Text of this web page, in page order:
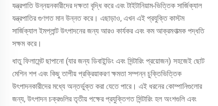
যন্ত্রপাতি উন্নয়নকারীদের দক্ষতা বৃদ্ধি করে এবং টাইটানিয়াম-ভিত্তিক সার্জিক্যাল
যন্ত্রপাতির গুণগত মান উন্নত করে। এছাড়াও, এখন এই প্রযুক্তি কাস্টম
সার্জিক্যাল ইমপ্লান্ট উৎপাদনের জন্য আরও কার্যকর এবং কম আক্রমণাত্মক পদ্ধতি
সক্ষম করে।
ধাতু ফিলামেন্ট ছাপানো (যার জন্য ডিবাইন্ডিং এবং সিন্টারিং প্রয়োজন) সহজেই ছোট
মেশিন শপ এবং কিছু তাপীয় প্রক্রিয়াকরণ ক্ষমতা সম্পন্ন চুক্তিভিত্তিক
উৎপাদনকারীদের মধ্যে অন্তর্ভুক্ত করা যেতে পারে। এই ধরনের কোম্পানিগুলোর
জন্য, উৎপাদন চক্রগুলির তৃতীয় পক্ষের প্রযুক্তিগত সিন্টারিং হল অংশগুলি এবং